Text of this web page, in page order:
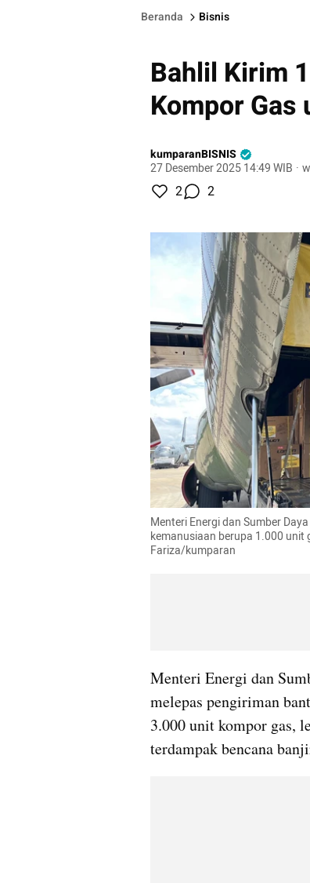
Beranda Bisnis
Bahlil Kirim
Kompor
kumparanBISNIS
27 Desember 2025 14:49 WIB ·
2 2
Menteri Energi dan Sumber
kemanusiaan berupa 1.000
Fariza/kumparan
Menteri Energi dan
melepas pengiriman
3.000 unit kompor gas,
terdampak bencana